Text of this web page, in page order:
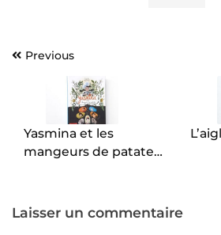
Navigation
l’article
Previous
Yasmina et les
mangeurs de patates,
Laisser un commentaire